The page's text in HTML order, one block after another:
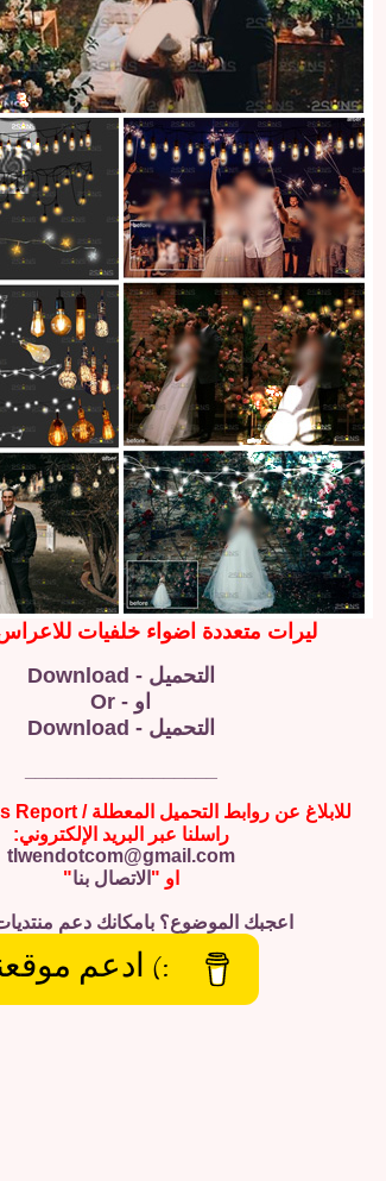
ليرات متعددة اضواء خلفيات
التحميل - Download
او - Or
التحميل - Download
للابلاغ عن روابط التحميل المعطلة / Broken Links Report
راسلنا عبر البريد الإلكتروني:
tlwendotcom@gmail.com
او " الاتصال بنا"
اعجبك الموضوع؟ بامكانك دعم
:) ادعم